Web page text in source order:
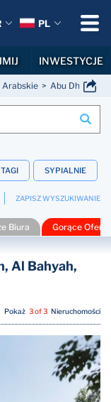
Arabskie Abu Dhabi
TAGI SYPIALNIE
ZAPISZ WYSZUKIWANIE
Biura Gorące Oferty
Al Bahyah,
Pokaż 3 of 3 Nieruchomości
PL
INWESTYCJE